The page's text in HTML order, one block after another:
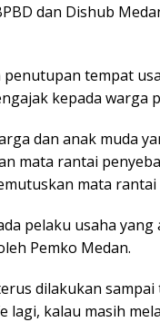
dan Dishub
tempat
kepada warga
dan anak muda
mata rantai
mata rantai
pelaku usaha
Pemko Medan.
dilakukan
lagi, kalau masih